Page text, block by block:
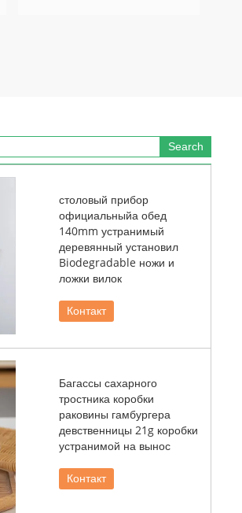
столовый прибор
официальныйа обед
140mm устранимый
деревянный установил
Biodegradable ножи и
ложки вилок
Контакт
Багассы сахарного
тростника коробки
раковины гамбургера
девственницы 21g коробки
устранимой на вынос
Контакт